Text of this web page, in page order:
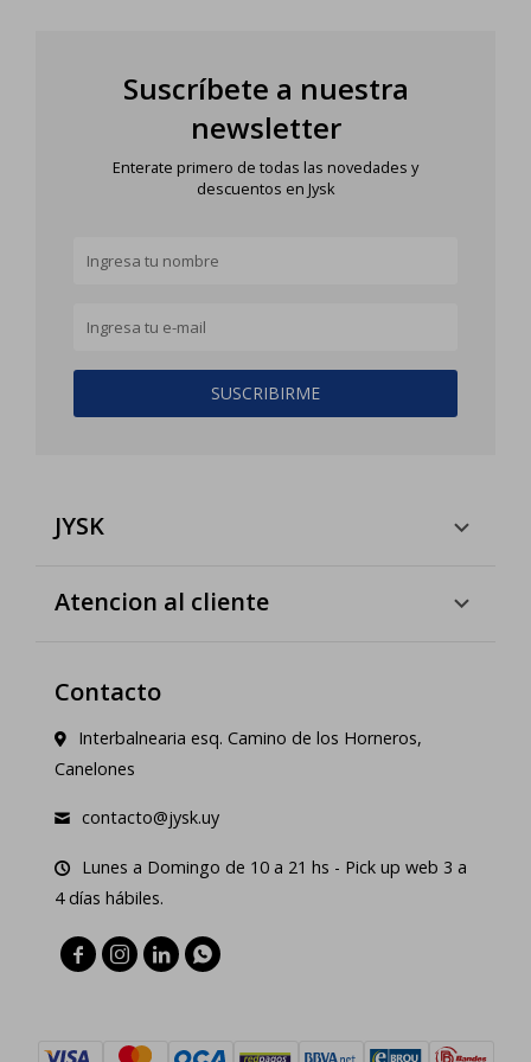
Suscríbete a nuestra
newsletter
Enterate primero de todas las novedades y
descuentos en Jysk
SUSCRIBIRME
JYSK
Atencion al cliente
Contacto
Interbalnearia esq. Camino de los Horneros,
Canelones
contacto@jysk.uy
Lunes a Domingo de 10 a 21 hs - Pick up web 3 a
4 días hábiles.
   